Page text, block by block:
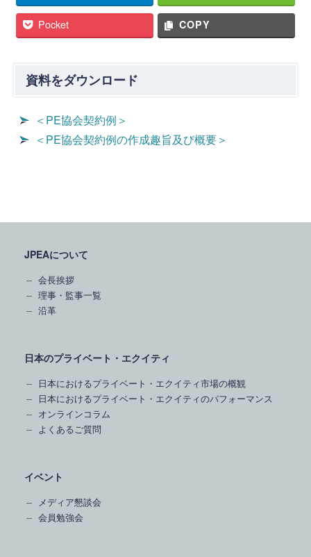
Pocket COPY
資料をダウンロード
＜PE協会契約例＞
＜PE協会契約例の作成趣旨及び概要＞
JPEAについて
会長挨拶
理事・監事一覧
沿革
日本のプライベート・エクイティ
日本におけるプライベート・エクイティ市場の概観
日本におけるプライベート・エクイティのパフォーマンス
オンラインコラム
よくあるご質問
イベント
メディア懇談会
会員勉強会